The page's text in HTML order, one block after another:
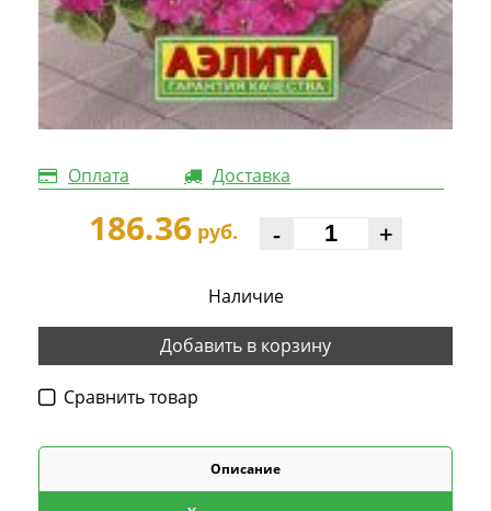
Оплата Доставка
186.36 руб. - +
Наличие
Добавить в корзину
Cравнить товар
Описание